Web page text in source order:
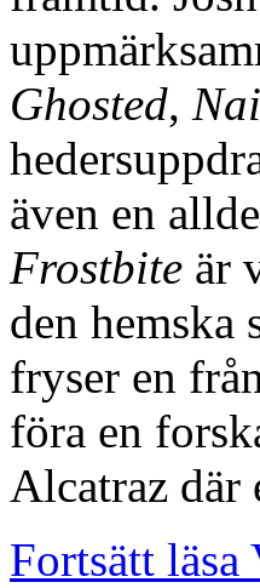
Ghosted,
även en
Frostbite är
den hemska
fryser en
föra en
Alcatraz där
Fortsätt läsa